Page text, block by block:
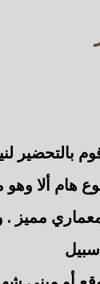
بالتحضير
هام ألا وهو
مميز .